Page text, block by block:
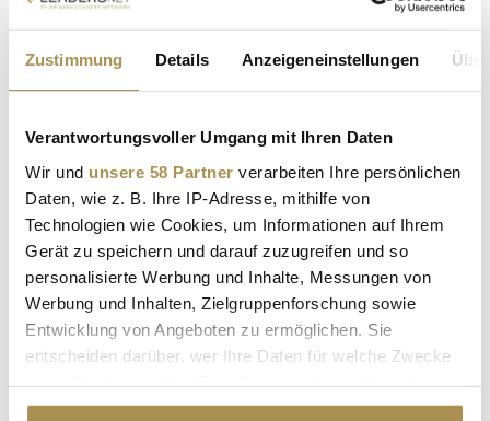
Zustimmung Details Anzeigeneinstellungen
Verantwortungsvoller Umgang mit Ihren Daten
Wir und unsere 58 Partner verarbeiten Ihre persönlichen
Daten, wie z. B. Ihre IP-Adresse, mithilfe von
Technologien wie Cookies, um Informationen auf Ihrem
Gerät zu speichern und darauf zuzugreifen und so
personalisierte Werbung und Inhalte, Messungen von
Werbung und Inhalten, Zielgruppenforschung sowie
Entwicklung von Angeboten zu ermöglichen. Sie
entscheiden darüber, wer Ihre Daten für welche Zwecke
Cookie-Erklärung oder durch Klicken auf das Privacy